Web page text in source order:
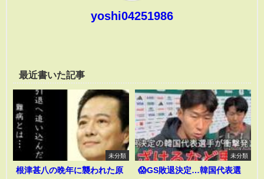
yoshi04251986
最近書いた記事
未分類
根津甚八の晩年に襲われた原
未分類
😱GS敗退決定…韓国代表選